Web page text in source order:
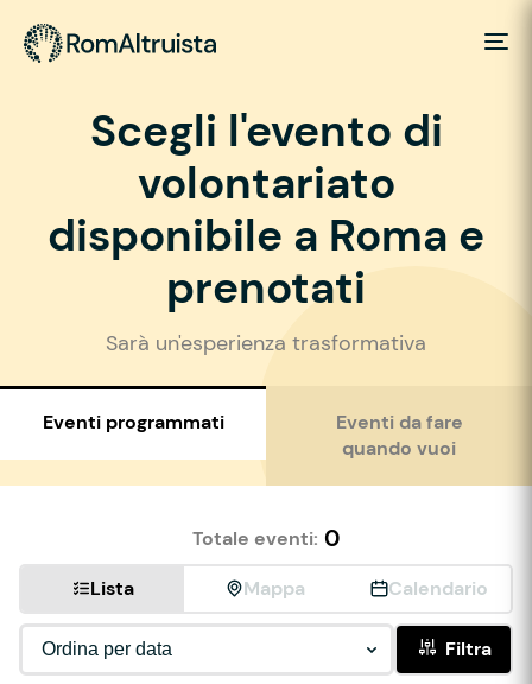
Scegli l'evento di
volontariato
disponibile a Roma e
prenotati
Sarà un'esperienza trasformativa
Eventi programmati
Eventi da fare
quando vuoi
Totale eventi: 0
Lista Mappa Calendario
Filtra